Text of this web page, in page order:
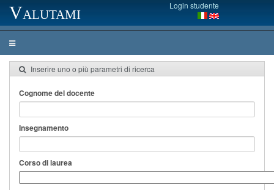
Valutami Login studente
Inserire uno o più parametri di ricerca
Cognome del docente
Insegnamento
Corso di laurea